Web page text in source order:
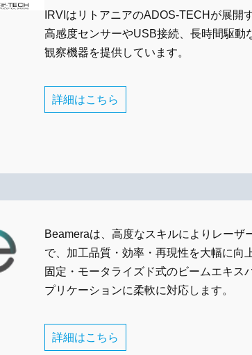
IRVIはリトアニアのADOS-TECHが展開
高感度センサーやUSB接続、長時間駆動
観察機器を提供しています。
詳細はこちら
Beameraは、高度なスキルによりレーザ
で、加工品質・効率・再現性を大幅に向
固定・モータライズド式のビームエキス
プリケーションに柔軟に対応します。
詳細はこちら